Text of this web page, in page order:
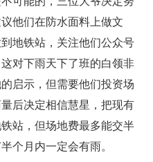
他们在防水面料上做文
地铁站，关注他们公众号
对下雨天下了班的白领非
启示，但需要他们投资场
后决定相信慧星，把现有
站，但场地费最多能交半
个月内一定会有雨。